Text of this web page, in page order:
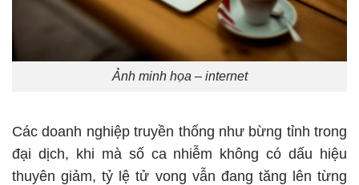
Ảnh minh họa – internet
Các doanh nghiệp truyền thống như bừng tỉnh trong
đại dịch, khi mà số ca nhiễm không có dấu hiệu
thuyên giảm, tỷ lệ tử vong vẫn đang tăng lên từng